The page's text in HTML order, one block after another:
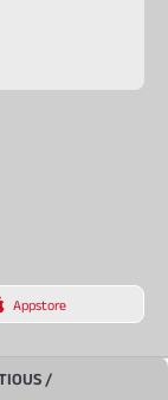
Appstore
/